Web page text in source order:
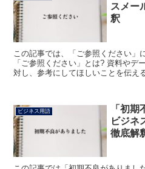
スメー
釈
この記事では、「ご参照ください」
「ご参照ください」とは? 資料やデ
対し、参考にしてほしいことを伝え
ビジネス用語
「初
ビジネ
徹底解